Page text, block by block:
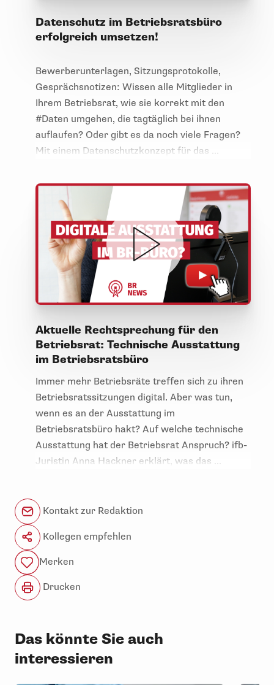
Datenschutz im Betriebsratsbüro
erfolgreich umsetzen!
Bewerberunterlagen, Sitzungsprotokolle,
Gesprächsnotizen: Wissen alle Mitglieder in
Ihrem Betriebsrat, wie sie korrekt mit den
#Daten umgehen, die tagtäglich bei ihnen
auflaufen? Oder gibt es da noch viele Fragen?
Mit einem Datenschutzkonzept für das ...
Aktuelle Rechtsprechung für den
Betriebsrat: Technische Ausstattung
im Betriebsratsbüro
Immer mehr Betriebsräte treffen sich zu ihren
Betriebsratssitzungen digital. Aber was tun,
wenn es an der Ausstattung im
Betriebsratsbüro hakt? Auf welche technische
Ausstattung hat der Betriebsrat Anspruch? ifb-
Juristin Anna Hackner erklärt, was das ...
Kontakt zur Redaktion
Kollegen empfehlen
Merken
Drucken
Das könnte Sie auch
interessieren